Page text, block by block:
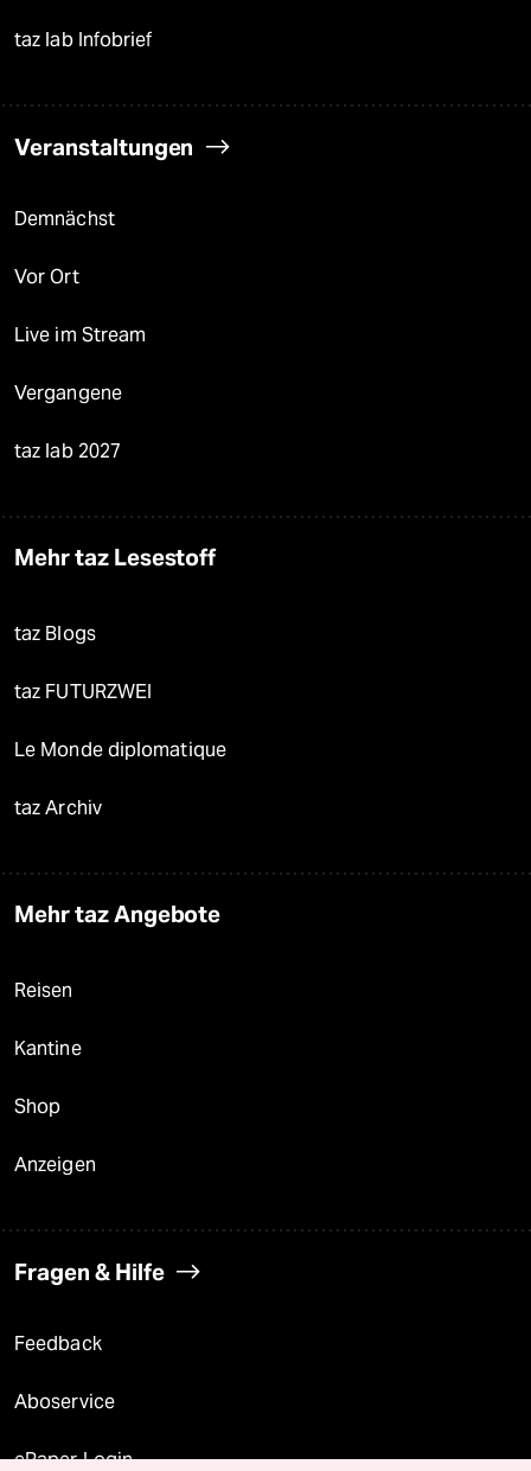
taz lab Infobrief
Veranstaltungen
Demnächst
Vor Ort
Live im Stream
Vergangene
taz lab 2027
Mehr taz Lesestoff
taz Blogs
taz FUTURZWEI
Le Monde diplomatique
taz Archiv
Mehr taz Angebote
Reisen
Kantine
Shop
Anzeigen
Fragen & Hilfe
Feedback
Aboservice
ePaper Login